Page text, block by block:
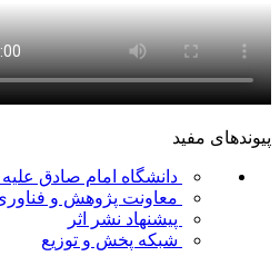
پیوندهای مفید
دانشگاه امام صادق علیه
معاونت پژوهش و
پیشنهاد نشر اثر
شبکه پخش و توزیع